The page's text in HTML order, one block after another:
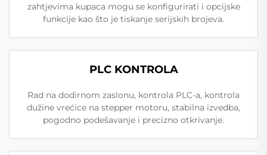
zahtjevima kupaca mogu se konfigurirati i opcijske
funkcije kao što je tiskanje serijskih brojeva.
PLC KONTROLA
Rad na dodirnom zaslonu, kontrola PLC-a, kontrola
dužine vrećice na stepper motoru, stabilna izvedba,
pogodno podešavanje i precizno otkrivanje.